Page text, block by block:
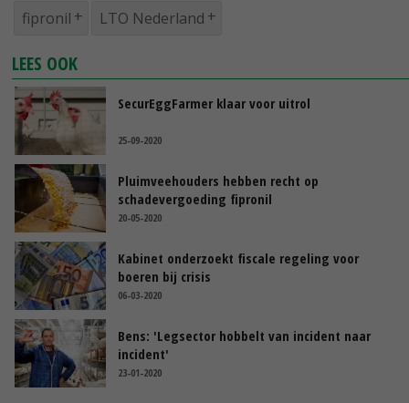
fipronil LTO Nederland
LEES OOK
SecurEggFarmer klaar voor uitrol
25-09-2020
Pluimveehouders hebben recht op
schadevergoeding fipronil
20-05-2020
Kabinet onderzoekt fiscale regeling voor
boeren bij crisis
06-03-2020
Bens: 'Legsector hobbelt van incident naar
incident'
23-01-2020